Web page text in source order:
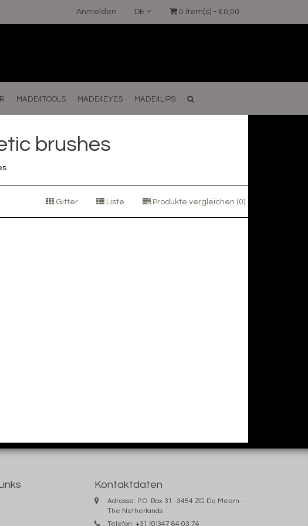
0 item(s) - €0,00
DE
Anmelden
MADE4TOOLS MADE4EYES MADE4LIPS
brushes
Gitter Liste Produkte vergleichen (0)
Kontaktdaten
Adresse: P.O. Box 31 -3454 ZG De Meern -
The Netherlands
Telefon: +31 (0)347 84 03 74